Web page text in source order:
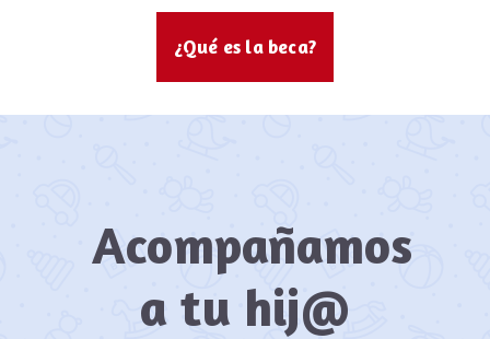
¿Qué es la beca?
Acompañamos
a tu hij@